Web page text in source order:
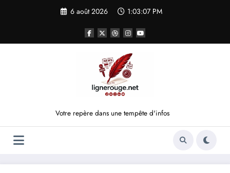
6 août 2026 1:03:07 PM
Votre repère dans une tempête d'infos